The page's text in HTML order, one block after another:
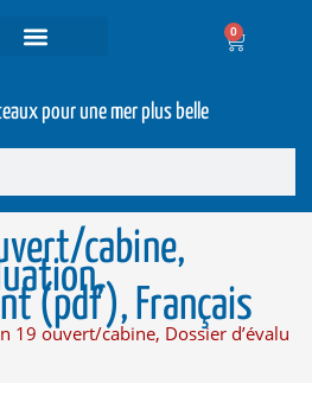
0
pour une mer plus belle
cabine,
(pdf), Français
19 ouvert/cabine, Dossier